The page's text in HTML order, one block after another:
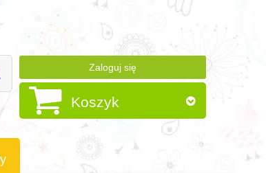
Zaloguj się
Koszyk